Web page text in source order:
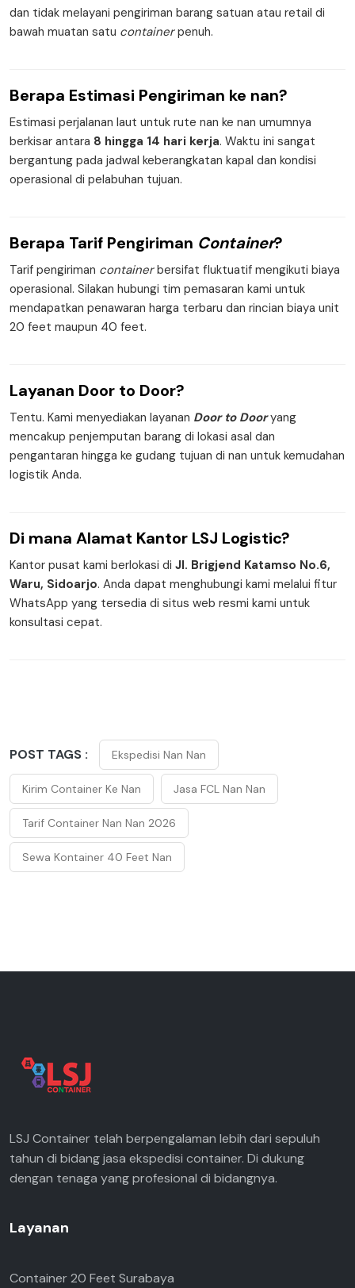
dan tidak melayani pengiriman barang satuan atau retail di
bawah muatan satu containerpenuh.
Berapa Estimasi Pengiriman ke nan?
Estimasi perjalanan laut untuk rute nan ke nan umumnya
berkisar antara 8 hingga 14 hari kerja. Waktu ini sangat
bergantung pada jadwal keberangkatan kapal dan kondisi
operasional di pelabuhan tujuan.
Berapa Tarif Pengiriman Container?
Tarif pengiriman containerbersifat fluktuatif mengikuti biaya
operasional. Silakan hubungi tim pemasaran kami untuk
mendapatkan penawaran harga terbaru dan rincian biaya unit
20 feet maupun 40 feet.
Layanan Door to Door?
Tentu. Kami menyediakan layanan Door to Dooryang
mencakup penjemputan barang di lokasi asal dan
pengantaran hingga ke gudang tujuan di nan untuk kemudahan
logistik Anda.
Di mana Alamat Kantor LSJ Logistic?
Kantor pusat kami berlokasi di Jl. Brigjend Katamso No.6,
Waru, Sidoarjo. Anda dapat menghubungi kami melalui fitur
WhatsApp yang tersedia di situs web resmi kami untuk
konsultasi cepat.
POST TAGS : Ekspedisi Nan Nan
Kirim Container Ke Nan Jasa FCL Nan Nan
Tarif Container Nan Nan 2026
Sewa Kontainer 40 Feet Nan
LSJ Container telah berpengalaman lebih dari sepuluh
tahun di bidang jasa ekspedisi container. Di dukung
dengan tenaga yang profesional di bidangnya.
Layanan
Container 20 Feet Surabaya